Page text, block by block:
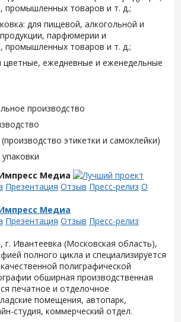
промышленных товаров и т. д.;
для пищевой, алкогольной и
парфюмерии и
промышленных товаров и т. д.;
цветные, ежедневные и еженедельные
производство
этикетки и самоклейки)
Медиа
Презентация Отзыв Пресс-релиз О
Медиа
Презентация Отзыв Пресс-релиз
г. Ивантеевка (Московская область),
полного цикла и специализируется
полиграфической
обширная производственная
печатное и отделочное
помещения, автопарк,
студия, коммерческий отдел.